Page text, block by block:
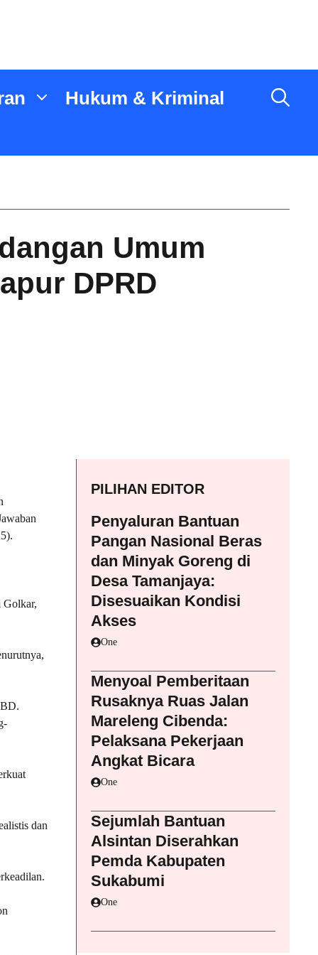
Hukum & Kriminal
Umum
DPRD
Golkar,
dan
PILIHAN EDITOR
Penyaluran Bantuan
Pangan Nasional Beras
dan Minyak Goreng di
Desa Tamanjaya:
Disesuaikan Kondisi
Akses
One
Menyoal Pemberitaan
Rusaknya Ruas Jalan
Mareleng Cibenda:
Pelaksana Pekerjaan
Angkat Bicara
One
Sejumlah Bantuan
Alsintan Diserahkan
Pemda Kabupaten
Sukabumi
One